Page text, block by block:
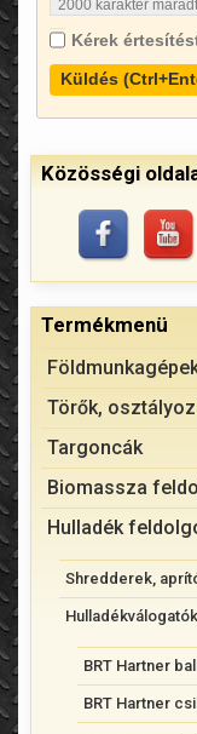
2000 karakter maradt
Kérek
Küldés
Közösségi
Termékmenü
Törők,
Targoncák
Biomassza
Hulladék
Shredderek,
Hulladékválogatók
BRT Hartner
BRT Hartner